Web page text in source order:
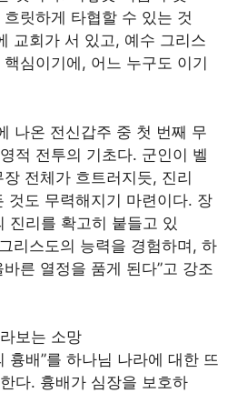
릿하게 타협할 수 있는 것
교회가 서 있고, 예수 그리스
심이기에, 어느 누구도 이기
나온 전신갑주 중 첫 번째 무
적 전투의 기초다. 군인이 벨
전체가 흐트러지듯, 진리
것도 무력해지기 마련이다. 장
진리를 확고히 붙들고 있
리스도의 능력을 경험하며, 하
른 열정을 품게 된다”고 강조
보는 소망
흉배”를 하나님 나라에 대한 뜨
다. 흉배가 심장을 보호하